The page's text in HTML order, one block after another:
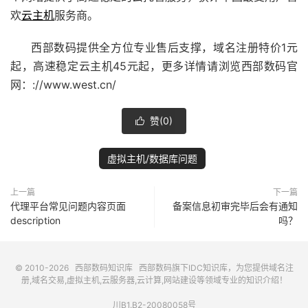
欢云主机服务商。
西部数码提供全方位专业售后支撑，域名注册特价1元
起，高速稳定云主机45元起，更多详情请浏览西部数码官
网：://www.west.cn/
 赞(0)
虚拟主机/数据库问题
上一篇
代理平台常见问题内容页面
description
下一篇
备案信息初审完毕后会有通知
吗？
© 2010-2026 西部数码知识库 西部数码旗下IDC知识库，为您提供域名注
册,域名交易,虚拟主机,云服务器,云计算,网站建设等领域专业的知识介绍！
川B1.B2-20080058号